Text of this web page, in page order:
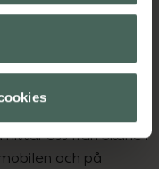
hittar oss från Skåne i
och på